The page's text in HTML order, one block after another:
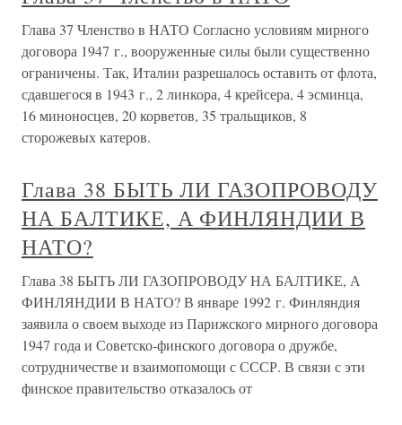
Глава 37 Членство в НАТО Согласно условиям мирного
договора 1947 г., вооруженные силы были существенно
ограничены. Так, Италии разрешалось оставить от флота,
сдавшегося в 1943 г., 2 линкора, 4 крейсера, 4 эсминца,
16 миноносцев, 20 корветов, 35 тральщиков, 8
сторожевых катеров.
Глава 38 БЫТЬ ЛИ ГАЗОПРОВОДУ
НА БАЛТИКЕ, А ФИНЛЯНДИИ В
НАТО?
Глава 38 БЫТЬ ЛИ ГАЗОПРОВОДУ НА БАЛТИКЕ, А
ФИНЛЯНДИИ В НАТО? В январе 1992 г. Финляндия
заявила о своем выходе из Парижского мирного договора
1947 года и Советско-финского договора о дружбе,
сотрудничестве и взаимопомощи с СССР. В связи с эти
финское правительство отказалось от